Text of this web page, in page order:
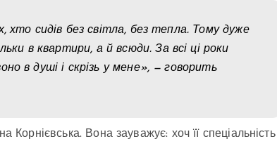
хто сидів без світла, без тепла. Тому дуже
в квартири, а й всюди. За всі ці роки
в душі і скрізь у мене», — говорить
Вона зауважує: хоч її спеціальність